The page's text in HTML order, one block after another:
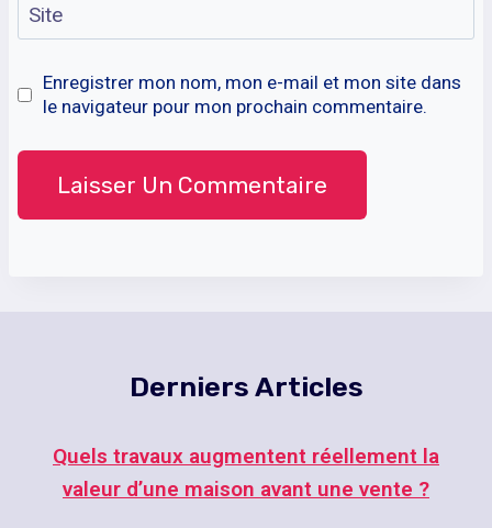
Site
Enregistrer mon nom, mon e-mail et mon site dans
le navigateur pour mon prochain commentaire.
Derniers Articles
Quels travaux augmentent réellement la
valeur d’une maison avant une vente ?